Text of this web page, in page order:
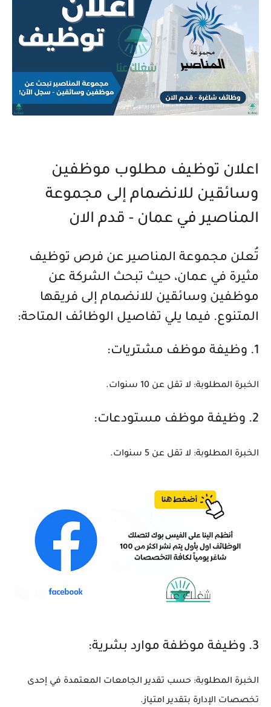
اعلان توظيف مطلوب موظفين
وسائقين للانضمام إلى مجموعة
المناصير في عمان - قدم الان
تُعلن مجموعة المناصير عن فرص توظيف
مثيرة في عمان، حيث تبحث الشركة عن
موظفين وسائقين للانضمام إلى فريقها
المتنوع. فيما يلي تفاصيل الوظائف المتاحة:
1. وظيفة موظف مشتريات:
الخبرة المطلوبة: لا تقل عن 10 سنوات.
2. وظيفة موظف مستودعات:
الخبرة المطلوبة: لا تقل عن 5 سنوات.
3. وظيفة موظفة موارد بشرية:
الخبرة المطلوبة: حسب تقدير الجامعات المعتمدة في إحدى
تخصصات الإدارة بتقدير امتياز.